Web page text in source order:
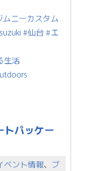
ムニーカスタム
#仙台 #エ
生活
トパッケー
ベント情報、 ブ